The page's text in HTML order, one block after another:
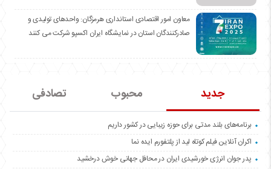
معاون امور اقتصادی استانداری هرمزگان: واحدهای تولیدی و
صادرکنندگان استان در نمایشگاه ایران اکسپو شرکت می کنند
جدید محبوب تصادفی
برنامه‌های بلند مدتی برای حوزه زیبایی در کشور داریم
اکران آنلاین فیلم کوتاه لید از پلتفورم ایده نما
پدر جوان انرژی خورشیدی ایران در محافل جهانی خوش درخشید